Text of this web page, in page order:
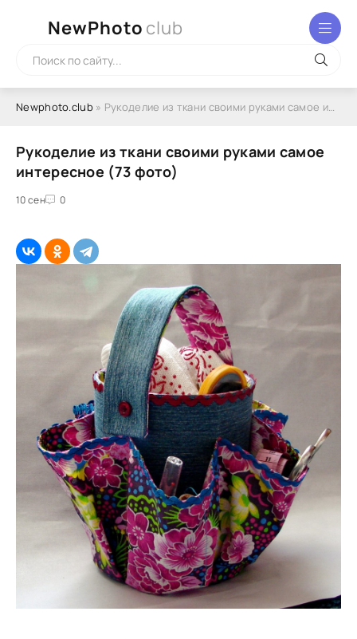
NewPhoto club
Newphoto.club» Рукоделие из ткани своими руками самое интересное (73 фото)
Рукоделие из ткани своими руками самое
интересное (73 фото)
10 сен 0